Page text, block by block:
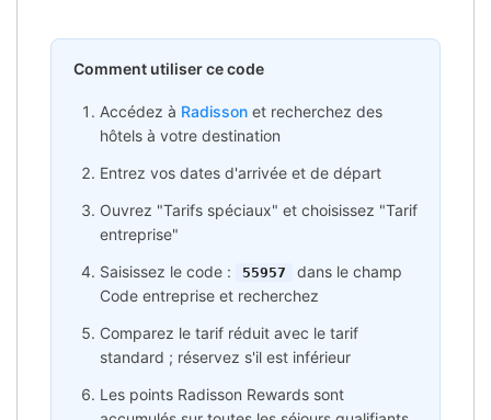
Comment utiliser ce code
Accédez à Radisson et recherchez des
hôtels à votre destination
Entrez vos dates d'arrivée et de départ
Ouvrez "Tarifs spéciaux" et choisissez "Tarif
entreprise"
Saisissez le code :
55957
dans le champ
Code entreprise et recherchez
Comparez le tarif réduit avec le tarif
standard ; réservez s'il est inférieur
Les points Radisson Rewards sont